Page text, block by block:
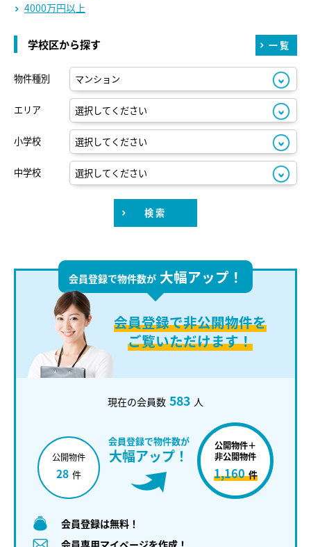
4000万円以上
学校区から探す 一覧
物件種別
エリア
小学校
中学校
検索
会員登録で物件数が 大幅アップ！
会員登録で非公開物件を
ご覧いただけます！
現在の会員数 583 人
会員登録で物件数が
大幅アップ！
公開物件
28 件
公開物件＋
非公開物件
1,160 件
会員登録は無料！
会員専用マイページを作成！